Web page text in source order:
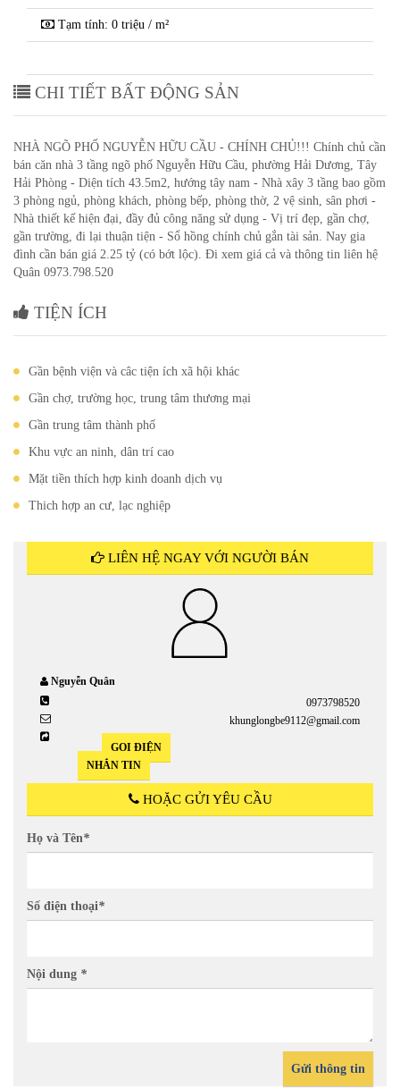
Tạm tính: 0 triệu / m²
CHI TIẾT BẤT ĐỘNG SẢN
NHÀ NGÕ PHỐ NGUYỄN HỮU CẦU - CHÍNH CHỦ!!! Chính chủ cần
bán căn nhà 3 tầng ngõ phố Nguyễn Hữu Cầu, phường Hải Dương, Tây
Hải Phòng - Diện tích 43.5m2, hướng tây nam - Nhà xây 3 tầng bao gồm
3 phòng ngủ, phòng khách, phòng bếp, phòng thờ, 2 vệ sinh, sân phơi -
Nhà thiết kế hiện đại, đầy đủ công năng sử dụng - Vị trí đẹp, gần chợ,
gần trường, đi lại thuận tiện - Sổ hồng chính chủ gắn tài sản. Nay gia
đình cần bán giá 2.25 tỷ (có bớt lộc). Đi xem giá cả và thông tin liên hệ
Quân 0973.798.520
TIỆN ÍCH
Gần bệnh viện và câc tiện ích xã hội khác
Gần chợ, trường học, trung tâm thương mại
Gần trung tâm thành phố
Khu vực an ninh, dân trí cao
Mặt tiền thích hợp kinh doanh dịch vụ
Thich hợp an cư, lạc nghiệp
LIÊN HỆ NGAY VỚI NGƯỜI BÁN
Nguyễn Quân
0973798520
khunglongbe9112@gmail.com
GỌI ĐIỆN
NHẮN TIN
HOẶC GỬI YÊU CẦU
Họ và Tên*
Số điện thoại*
Nội dung *
Gửi thông tin